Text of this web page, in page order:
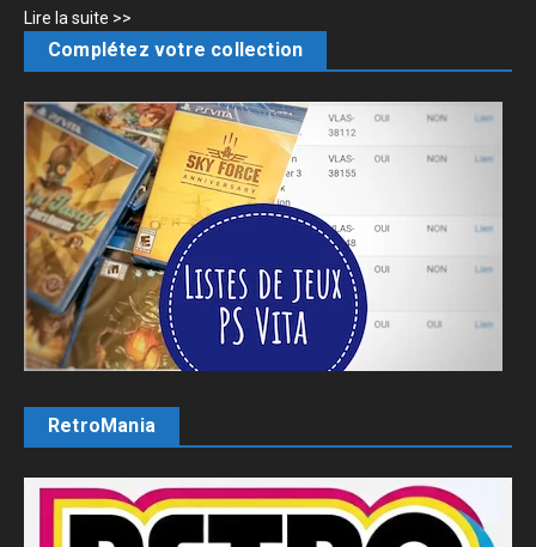
Lire la suite >>
Complétez votre collection
RetroMania